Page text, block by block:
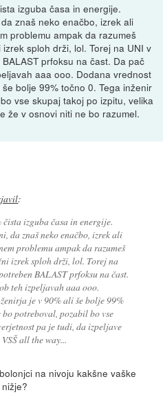
izguba časa in energije.
znaš neko enačbo, izrek ali
problemu ampak da razumeš
sploh drži, lol. Torej na UNI v
prfoksu na čast. Da pač
aaa ooo. Dodana vrednost
bolje 99% točno 0. Tega inženir
vse skupaj takoj po izpitu, velika
že v osnovi niti ne bo razumel.
:
izguba časa in energije.
da znaš neko enačbo, izrek ali
problemu ampak da razumeš
izrek sploh drži, lol. Torej na
BALAST prfoksu na čast.
teh izpeljavah aaa ooo.
je v 90% ali še bolje 99%
potreboval, pozabil bo vse
pa je tudi, da izpeljave
all the way...
na nivoju kakšne vaške